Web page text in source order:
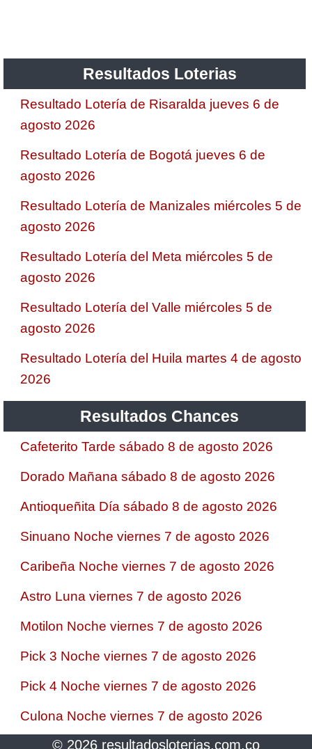
Resultados Loterias
Resultado Lotería de Risaralda jueves 6 de
agosto 2026
Resultado Lotería de Bogotá jueves 6 de
agosto 2026
Resultado Lotería de Manizales miércoles 5 de
agosto 2026
Resultado Lotería del Meta miércoles 5 de
agosto 2026
Resultado Lotería del Valle miércoles 5 de
agosto 2026
Resultado Lotería del Huila martes 4 de agosto
2026
Resultados Chances
Cafeterito Tarde sábado 8 de agosto 2026
Dorado Mañana sábado 8 de agosto 2026
Antioqueñita Día sábado 8 de agosto 2026
Sinuano Noche viernes 7 de agosto 2026
Caribeña Noche viernes 7 de agosto 2026
Astro Luna viernes 7 de agosto 2026
Motilon Noche viernes 7 de agosto 2026
Pick 3 Noche viernes 7 de agosto 2026
Pick 4 Noche viernes 7 de agosto 2026
Culona Noche viernes 7 de agosto 2026
© 2026 resultadosloterias.com.co